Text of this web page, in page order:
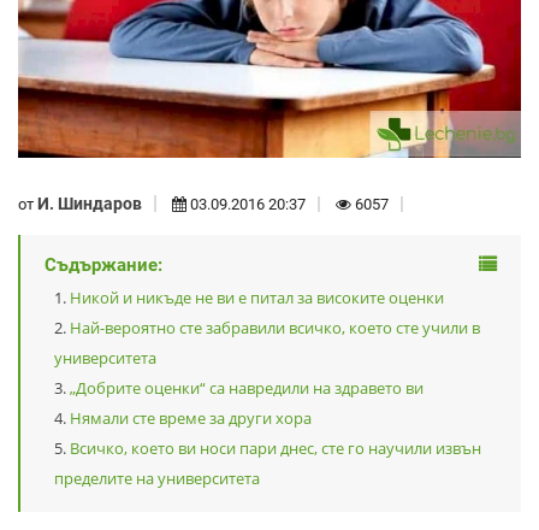
от И. Шиндаров 03.09.2016 20:37 6057
Съдържание:
Никой и никъде не ви е питал за високите оценки
Най-вероятно сте забравили всичко, което сте учили в
университета
„Добрите оценки“ са навредили на здравето ви
Нямали сте време за други хора
Всичко, което ви носи пари днес, сте го научили извън
пределите на университета